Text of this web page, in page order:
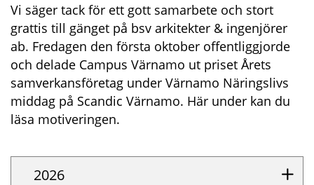
Vi säger tack för ett gott samarbete och stort
grattis till gänget på bsv arkitekter & ingenjörer
ab. Fredagen den första oktober offentliggjorde
och delade Campus Värnamo ut priset Årets
samverkansföretag under Värnamo Näringslivs
middag på Scandic Värnamo. Här under kan du
läsa motiveringen.
2026